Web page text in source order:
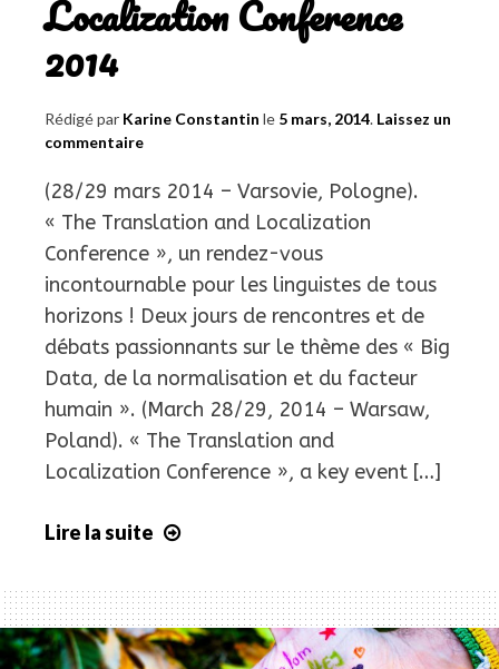
Localization Conference
2014
Rédigé par Karine Constantin le 5 mars, 2014. Laissez un
commentaire
(28/29 mars 2014 – Varsovie, Pologne).
« The Translation and Localization
Conference », un rendez-vous
incontournable pour les linguistes de tous
horizons ! Deux jours de rencontres et de
débats passionnants sur le thème des « Big
Data, de la normalisation et du facteur
humain ». (March 28/29, 2014 – Warsaw,
Poland). « The Translation and
Localization Conference », a key event […]
Lire la suite
and
Localization
Conference